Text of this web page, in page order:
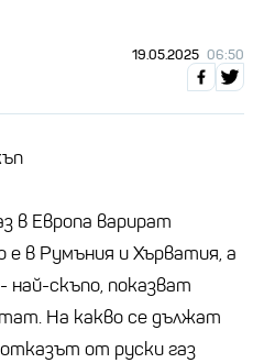
19.05.2025 06:50
в Европа варират
в Румъния и Хърватия, а
най-скъпо, показват
На какво се дължат
от руски газ